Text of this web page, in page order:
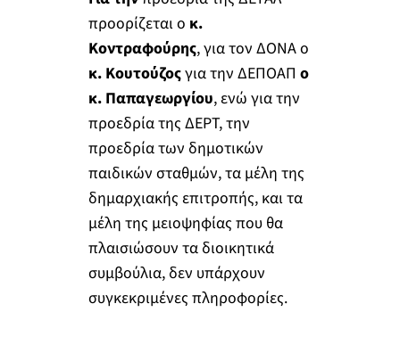
προορίζεται ο κ.
Κοντραφούρης, για τον ΔΟΝΑ ο
κ. Κουτούζοςγια την ΔΕΠΟΑΠ ο
κ. Παπαγεωργίου, ενώ για την
προεδρία της ΔΕΡΤ, την
προεδρία των δημοτικών
παιδικών σταθμών, τα μέλη της
δημαρχιακής επιτροπής, και τα
μέλη της μειοψηφίας που θα
πλαισιώσουν τα διοικητικά
συμβούλια, δεν υπάρχουν
συγκεκριμένες πληροφορίες.